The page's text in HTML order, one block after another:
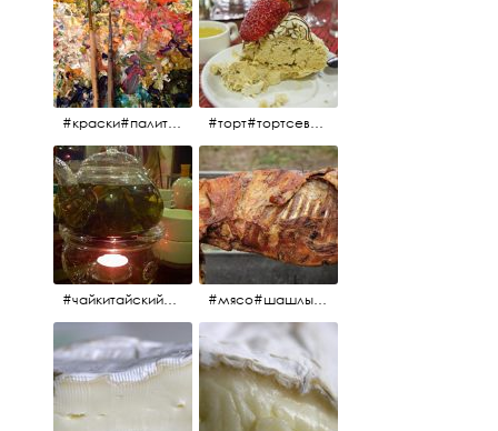
#краски#палитра#картина#живопись#aplgallery #торт#тортсевер#север#severspb#северметрополь#безе#безесклубникой#тортвоздушный#тортсбезе#cake#meringuecake#meringuecakewithstrawberries @sever_metropol
#чайкитайский#чай#tea#teachinese @chinacook.ru #мясо#шашлык#шашлыкмашлык #пальчикиоближешь